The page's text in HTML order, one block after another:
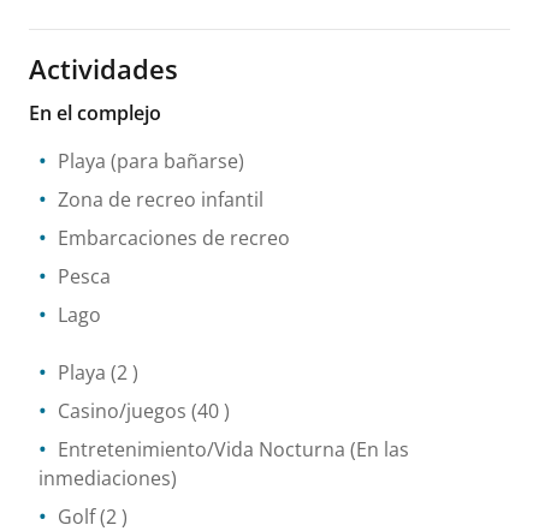
Actividades
En el complejo
Playa (para bañarse)
Zona de recreo infantil
Embarcaciones de recreo
Pesca
Lago
Playa (2 )
Casino/juegos (40 )
Entretenimiento/Vida Nocturna (En las
inmediaciones)
Golf(2 )